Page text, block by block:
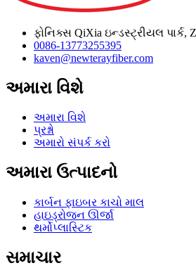
ફોનિક્સ QiXia ઇન્ડસ્ટ્રીયલ પાર્ક,
0086-13773255395
kaven@newterayfiber.com
અમારા વિશે
અમારા વિશે
પ્રશ્નો
અમારો સંપર્ક કરો
અમારા ઉત્પાદનો
કાર્બન ફાઇબર કાચો માલ
હાઇડ્રોજન ઊર્જા
થર્મોપ્લાસ્ટિક
સમાચાર